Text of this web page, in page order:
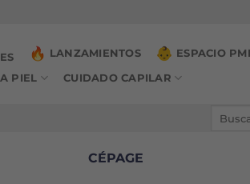
LANZAMIENTOS ESPACIO PMI
PIEL CUIDADO CAPILAR
CÉPAGE